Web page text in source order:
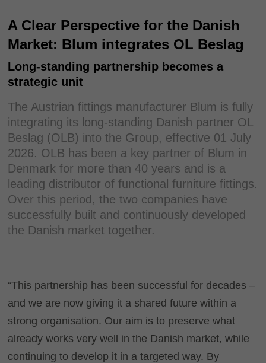
A Clear Perspective for the Danish
Market: Blum integrates OL Beslag
Long-standing partnership becomes a
strategic unit
The Austrian fittings manufacturer Blum is fully
integrating its long-standing Danish partner OL
Beslag (OLB) into the Group, effective 01 July
2026. OLB has been a key partner of Blum in
Denmark for more than 40 years and is a
leading distributor of functional furniture fittings.
Over this period, the two companies have
successfully built and continuously developed
the Danish market together.
“This partnership has been successful for decades –
and we are now giving it a shared future within a
strong organisation. Our aim is to preserve what
already works very well in the Danish market, while
continuing to develop it in a targeted way. By